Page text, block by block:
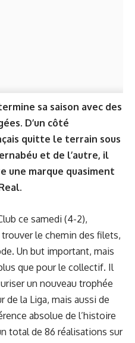
sa saison avec des
D’un côté
quitte le terrain sous
et de l’autre, il
une marque quasiment
ce samedi (4-2),
trouver le chemin des filets,
Un but important, mais
que pour le collectif. Il
un nouveau trophée
de la Liga, mais aussi de
absolue de l’histoire
total de 86 réalisations sur